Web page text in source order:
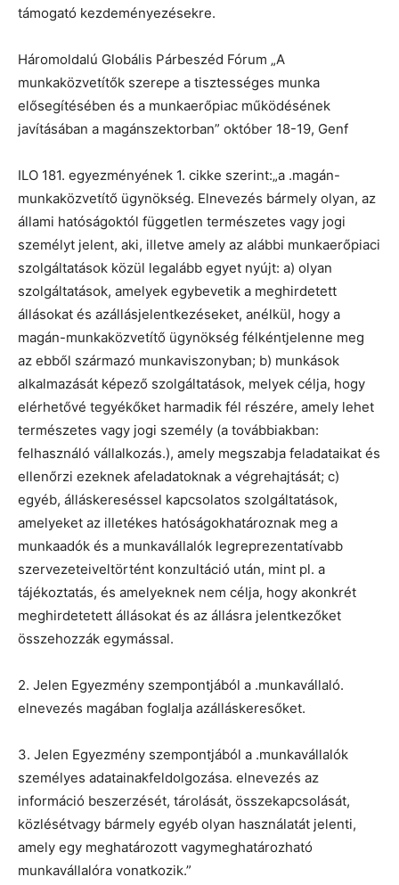
támogató kezdeményezésekre.
Háromoldalú Globális Párbeszéd Fórum „A
munkaközvetítők szerepe a tisztességes munka
elősegítésében és a munkaerőpiac működésének
javításában a magánszektorban” október 18-19, Genf
ILO 181. egyezményének 1. cikke szerint:„a .magán-
munkaközvetítő ügynökség. Elnevezés bármely olyan, az
állami hatóságoktól független természetes vagy jogi
személyt jelent, aki, illetve amely az alábbi munkaerőpiaci
szolgáltatások közül legalább egyet nyújt: a) olyan
szolgáltatások, amelyek egybevetik a meghirdetett
állásokat és azállásjelentkezéseket, anélkül, hogy a
magán-munkaközvetítő ügynökség félkéntjelenne meg
az ebből származó munkaviszonyban; b) munkások
alkalmazását képező szolgáltatások, melyek célja, hogy
elérhetővé tegyékőket harmadik fél részére, amely lehet
természetes vagy jogi személy (a továbbiakban:
felhasználó vállalkozás.), amely megszabja feladataikat és
ellenőrzi ezeknek afeladatoknak a végrehajtását; c)
egyéb, álláskereséssel kapcsolatos szolgáltatások,
amelyeket az illetékes hatóságokhatároznak meg a
munkaadók és a munkavállalók legreprezentatívabb
szervezeteiveltörtént konzultáció után, mint pl. a
tájékoztatás, és amelyeknek nem célja, hogy akonkrét
meghirdetetett állásokat és az állásra jelentkezőket
összehozzák egymással.
2. Jelen Egyezmény szempontjából a .munkavállaló.
elnevezés magában foglalja azálláskeresőket.
3. Jelen Egyezmény szempontjából a .munkavállalók
személyes adatainakfeldolgozása. elnevezés az
információ beszerzését, tárolását, összekapcsolását,
közlésétvagy bármely egyéb olyan használatát jelenti,
amely egy meghatározott vagymeghatározható
munkavállalóra vonatkozik.”